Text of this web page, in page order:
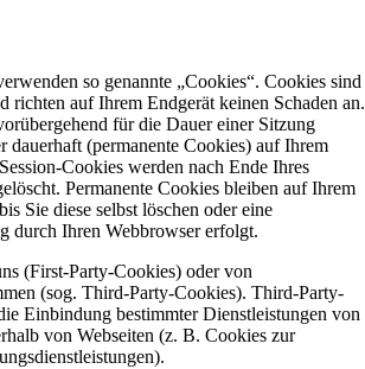
so genannte „Cookies“. Cookies sind
richten auf Ihrem Endgerät keinen Schaden an.
für die Dauer einer Sitzung
dauerhaft (permanente Cookies) auf Ihrem
Cookies werden nach Ende Ihres
Permanente Cookies bleiben auf Ihrem
Sie diese selbst löschen oder eine
durch Ihren Webbrowser erfolgt.
(First-Party-Cookies) oder von
(sog. Third-Party-Cookies). Third-Party-
Einbindung bestimmter Dienstleistungen von
von Webseiten (z. B. Cookies zur